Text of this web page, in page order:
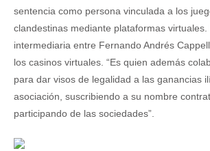
sentencia como persona vinculada a los
clandestinas mediante plataformas
intermediaria entre Fernando Andrés
los casinos virtuales. “Es quien además
para dar visos de legalidad a las ganancias
asociación, suscribiendo a su nombre
participando de las sociedades”.